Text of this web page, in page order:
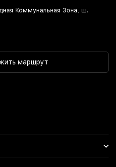
Коммунальная Зона, ш.
маршрут